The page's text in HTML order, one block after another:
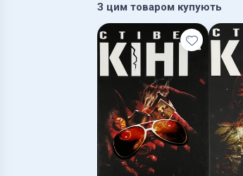
З цим товаром купують